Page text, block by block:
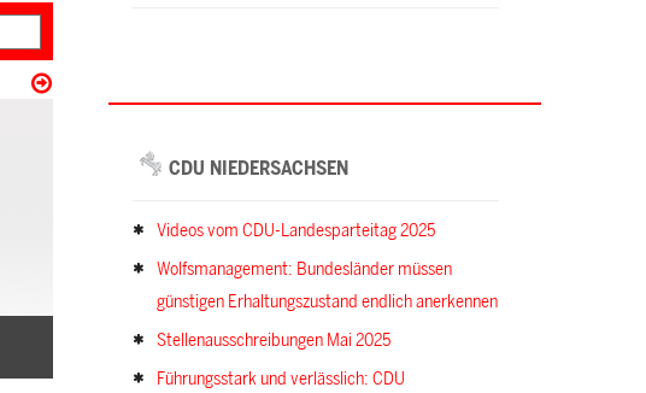
CDU NIEDERSACHSEN
Videos vom CDU-Landesparteitag 2025
Wolfsmanagement: Bundesländer müssen
günstigen Erhaltungszustand endlich anerkennen
Stellenausschreibungen Mai 2025
Führungsstark und verlässlich: CDU